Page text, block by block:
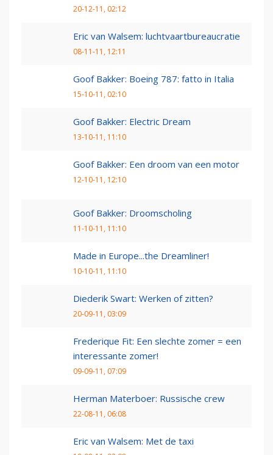
20-12-11, 02:12
Eric van Walsem: luchtvaartbureaucratie
08-11-11, 12:11
Goof Bakker: Boeing 787: fatto in Italia
15-10-11, 02:10
Goof Bakker: Electric Dream
13-10-11, 11:10
Goof Bakker: Een droom van een motor
12-10-11, 12:10
Goof Bakker: Droomscholing
11-10-11, 11:10
Made in Europe...the Dreamliner!
10-10-11, 11:10
Diederik Swart: Werken of zitten?
20-09-11, 03:09
Frederique Fit: Een slechte zomer = een
interessante zomer!
09-09-11, 07:09
Herman Materboer: Russische crew
22-08-11, 06:08
Eric van Walsem: Met de taxi